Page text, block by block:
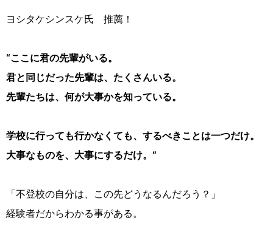
ヨシタケシンスケ氏 推薦！
“ここに君の先輩がいる。
君と同じだった先輩は、たくさんいる。
先輩たちは、何が大事かを知っている。
学校に行っても行かなくても、するべきことは一つだけ。
大事なものを、大事にするだけ。“
「不登校の自分は、この先どうなるんだろう？」
経験者だからわかる事がある。